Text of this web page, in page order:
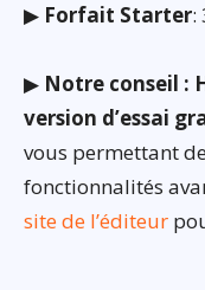
▶ Forfait Starter:
▶ Notre conseil :
version d’essai
vous permettant
fonctionnalités
site de l’éditeur